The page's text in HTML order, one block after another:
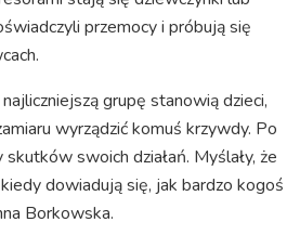
przemocy i próbują się
grupę stanowią dzieci,
wyrządzić komuś krzywdy. Po
swoich działań. Myślały, że
dowiadują się, jak bardzo kogoś
Borkowska.